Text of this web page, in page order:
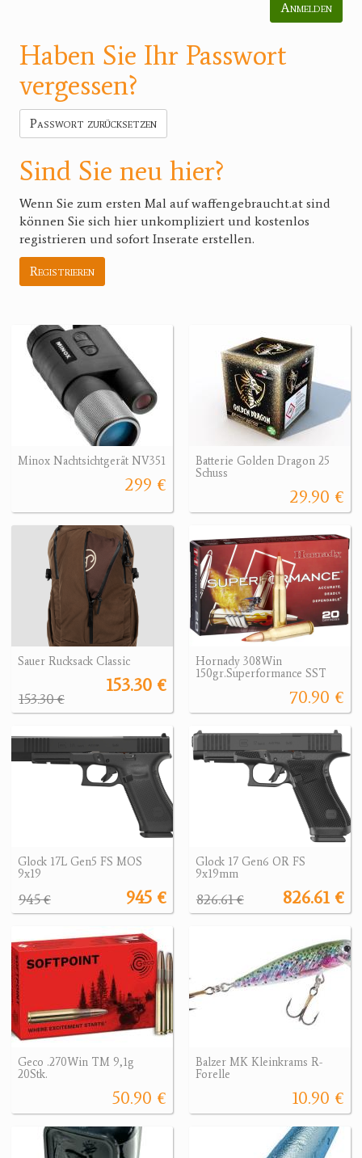
Anmelden
Haben Sie Ihr Passwort
vergessen?
Passwort zurücksetzen
Sind Sie neu hier?
Wenn Sie zum ersten Mal auf waffengebraucht.at sind
können Sie sich hier unkompliziert und kostenlos
registrieren und sofort Inserate erstellen.
Registrieren
Minox Nachtsichtgerät NV351
299 €
Batterie Golden Dragon 25
Schuss
29.90 €
Sauer Rucksack Classic
153.30 €
153.30 €
Hornady 308Win
150gr.Superformance SST
70.90 €
Glock 17L Gen5 FS MOS
9x19
945 €
945 €
Glock 17 Gen6 OR FS
9x19mm
826.61 €
826.61 €
Geco .270Win TM 9,1g
20Stk.
50.90 €
Balzer MK Kleinkrams R-
Forelle
10.90 €